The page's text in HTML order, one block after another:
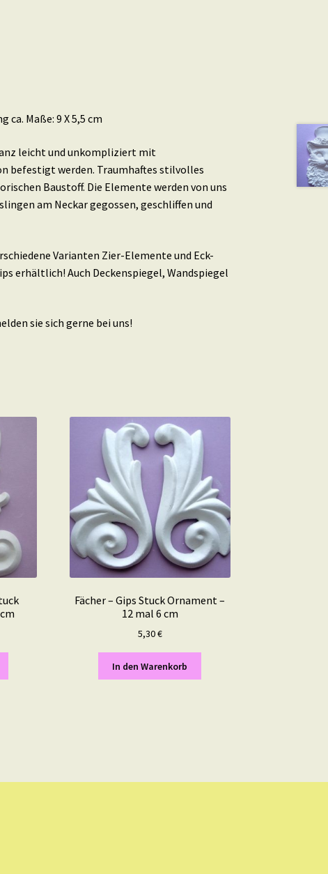
ca. Maße: 9 X 5,5 cm
leicht und unkompliziert mit
befestigt werden. Traumhaftes stilvolles
Baustoff. Die Elemente werden von uns
am Neckar gegossen, geschliffen und
Varianten Zier-Elemente und Eck-
erhältlich! Auch Deckenspiegel, Wandspiegel
sie sich gerne bei uns!
Fächer – Gips Stuck Ornament –
12 mal 6 cm
5,30€
In den Warenkorb